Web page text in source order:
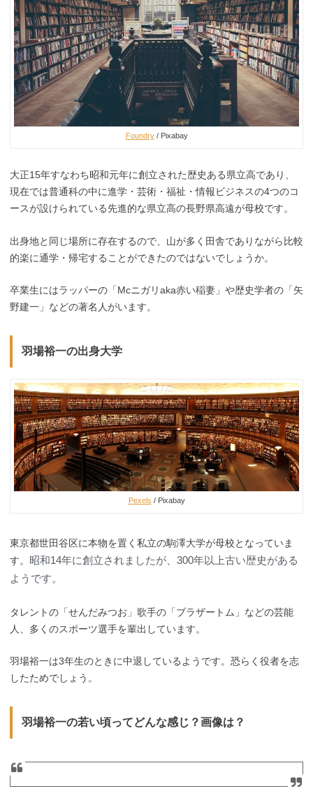
Foundry/ Pixabay
大正15年すなわち昭和元年に創立された歴史ある県立高であり、
現在では普通科の中に進学・芸術・福祉・情報ビジネスの4つのコ
ースが設けられている先進的な県立高の長野県高遠が母校です。
出身地と同じ場所に存在するので、山が多く田舎でありながら比較
的楽に通学・帰宅することができたのではないでしょうか。
卒業生にはラッパーの「Mcニガリaka赤い稲妻」や歴史学者の「矢
野建一」などの著名人がいます。
羽場裕一の出身大学
Pexels / Pixabay
東京都世田谷区に本物を置く私立の駒澤大学が母校となっていま
す。 昭和14年に創立されましたが、300年以上古い歴史がある
ようです。
タレントの「せんだみつお」歌手の「ブラザートム」などの芸能
人、多くのスポーツ選手を輩出しています。
羽場裕一は3年生のときに中退しているようです。恐らく役者を志
したためでしょう。
羽場裕一の若い頃ってどんな感じ？画像は？